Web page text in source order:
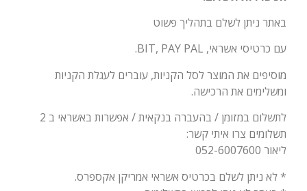
באתר ניתן לשלם בתהליך פשוט
עם כרטיסי אשראי, BIT, PAY PAL.
מוסיפים את המוצר לסל הקניות, עוברים לעגלת הקניות
ומשלימים את הרכישה.
לתשלום במזומן / בהעברה בנקאית / אפשרות באשראי ב 2
תשלומים צרו איתי קשר:
ליאור 052-6007600
* לא ניתן לשלם בכרטיס אשראי אמריקן אקספרס.